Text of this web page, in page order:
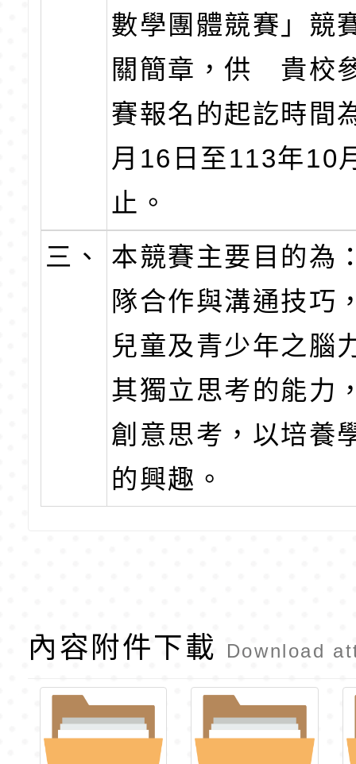
數學團體競賽」競
關簡章，供 貴校
賽報名的起訖時間
月16日至113年10
止。
三、
本競賽主要目的為
隊合作與溝通技巧
兒童及青少年之腦
其獨立思考的能力
創意思考，以培養
的興趣。
內容附件下載 Download